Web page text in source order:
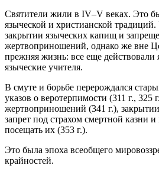
Святители жили в IV–V веках. Это
языческой и христианской
закрытии языческих капищ и
жертвоприношений, однако же вне
прежняя жизнь: все еще
языческие учителя.
В смуте и борьбе перерождался
указов о веротерпимости (311 г., 325
жертвоприношений (341 г.),
запрет под страхом смертной казни
посещать их (353 г.).
Это была эпоха всеобщего
крайностей.